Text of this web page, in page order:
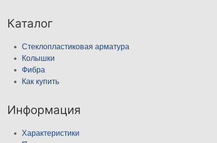
Каталог
Стеклопластиковая арматура
Колышки
Фибра
Как купить
Информация
Характеристики